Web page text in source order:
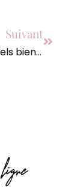
Suivant
Les essentiels bien-être Weleda de l’été